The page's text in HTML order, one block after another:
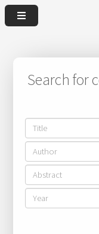
Search for